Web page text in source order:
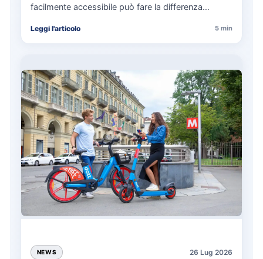
facilmente accessibile può fare la differenza
soprattutto…
Leggi l'articolo 5 min
NEWS 26 Lug 2026